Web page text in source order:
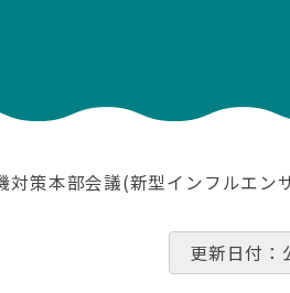
策本部会議(新型インフルエン
更新日付：